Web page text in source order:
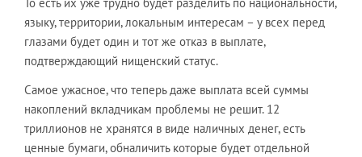
То есть их уже трудно будет разделить по национальности,
языку, территории, локальным интересам – у всех перед
глазами будет один и тот же отказ в выплате,
подтверждающий нищенский статус.
Самое ужасное, что теперь даже выплата всей суммы
накоплений вкладчикам проблемы не решит. 12
триллионов не хранятся в виде наличных денег, есть
ценные бумаги, обналичить которые будет отдельной